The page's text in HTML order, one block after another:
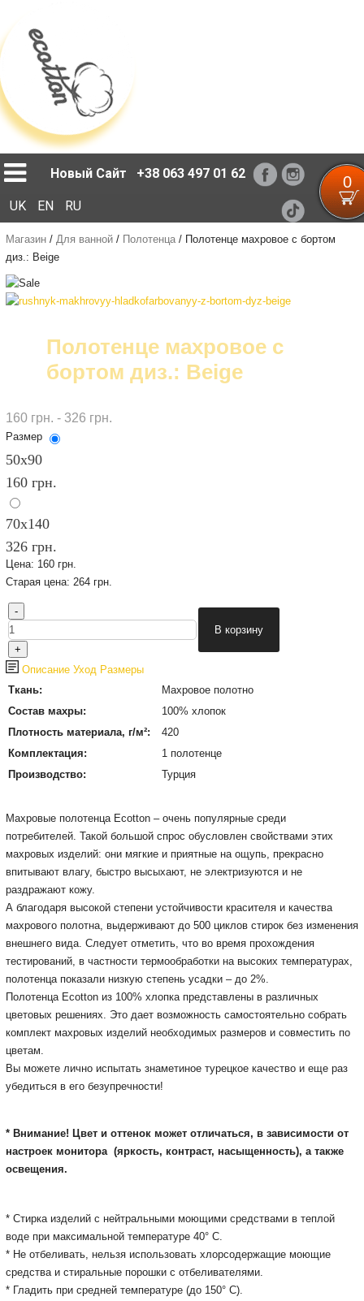
Новый Сайт +38 063 497 01 62 0
UK EN RU
Магазин/ Для ванной/ Полотенца/ Полотенце махровое с бортом
диз.: Beige
Полотенце махровое с
бортом диз.: Beige
160 грн. - 326 грн.
Размер
50х90
160 грн.
70х140
326 грн.
Цена: 160 грн.
Старая цена: 264 грн.
Описание Уход Размеры
Ткань:
Махровое полотно
Состав махры:
100% хлопок
Плотность материала, г/м²:
420
Комплектация:
1 полотенце
Производство:
Турция
Махровые полотенца Ecotton – очень популярные среди
потребителей. Такой большой спрос обусловлен свойствами этих
махровых изделий: они мягкие и приятные на ощупь, прекрасно
впитывают влагу, быстро высыхают, не электризуются и не
раздражают кожу.
А благодаря высокой степени устойчивости красителя и качества
махрового полотна, выдерживают до 500 циклов стирок без изменения
внешнего вида. Следует отметить, что во время прохождения
тестирований, в частности термообработки на высоких температурах,
полотенца показали низкую степень усадки – до 2%.
Полотенца Ecotton из 100% хлопка представлены в различных
цветовых решениях. Это дает возможность самостоятельно собрать
комплект махровых изделий необходимых размеров и совместить по
цветам.
Вы можете лично испытать знаметиное турецкое качество и еще раз
убедиться в его безупречности!
* Внимание! Цвет и оттенок может отличаться, в зависимости от
настроек монитора(яркость, контраст, насыщенность), а также
освещения.
* Стирка изделий с нейтральными моющими средствами в теплой
воде при максимальной температуре 40° С.
* Не отбеливать, нельзя использовать хлорсодержащие моющие
средства и стиральные порошки с отбеливателями.
* Гладить при средней температуре (до 150° С).